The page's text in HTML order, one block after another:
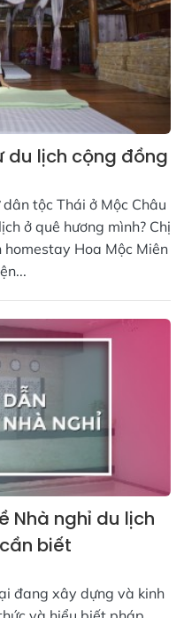
lịch cộng đồng
tộc Thái ở Mộc Châu
ở quê hương mình? Chị
homestay Hoa Mộc Miên
Nhà nghỉ du lịch
biết
đang xây dựng và kinh